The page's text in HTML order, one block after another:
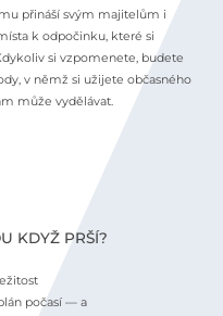
přináší svým majitelům i
k odpočinku, které si
si vzpomenete, budete
v němž si užijete občasného
může vydělávat.
KDYŽ PRŠÍ?
počasí — a